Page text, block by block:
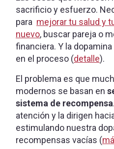
sacrificio y esfuerzo.
para mejorar tu salud y
nuevo, buscar pareja o
financiera. Y la
en el proceso (detalle).
El problema es que
modernos se basan en
sistema de recompensa
atención y la dirigen
estimulando nuestra
recompensas vacías (